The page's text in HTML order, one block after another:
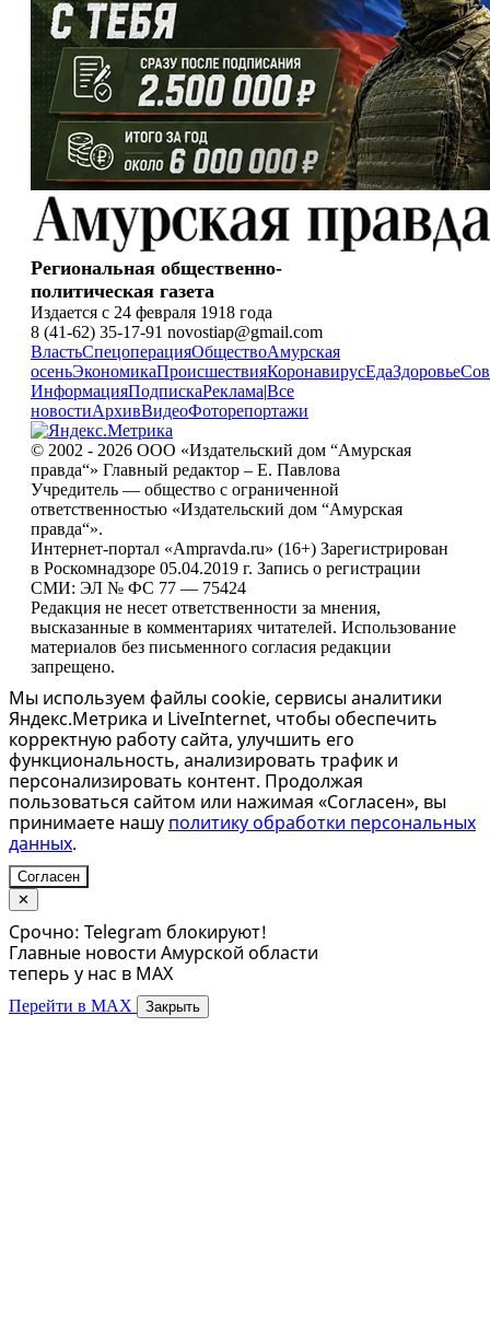
Региональная общественно-
политическая газета
Издается с 24 февраля 1918 года
8 (41-62) 35-17-91 novostiap@gmail.com
ВластьСпецоперацияОбществоАмурская
осеньЭкономикаПроисшествияКоронавирусЕдаЗдоровье
ИнформацияПодпискаРеклама|Все
новостиАрхивВидеоФоторепортажи
© 2002 - 2026 ООО «Издательский дом “Амурская
правда“» Главный редактор – Е. Павлова
Учредитель — общество с ограниченной
ответственностью «Издательский дом “Амурская
правда“».
Интернет-портал «Ampravda.ru» (16+) Зарегистрирован
в Роскомнадзоре 05.04.2019 г. Запись о регистрации
СМИ: ЭЛ № ФС 77 — 75424
Редакция не несет ответственности за мнения,
высказанные в комментариях читателей. Использование
материалов без письменного согласия редакции
запрещено.
Мы используем файлы cookie, сервисы аналитики
Яндекс.Метрика и LiveInternet, чтобы обеспечить
корректную работу сайта, улучшить его
функциональность, анализировать трафик и
персонализировать контент. Продолжая
пользоваться сайтом или нажимая «Согласен», вы
принимаете нашу политику обработки персональных
данных.
Согласен
✕
Срочно: Telegram блокируют!
Главные новости Амурской области
теперь у нас в MAX
Перейти в MAX Закрыть